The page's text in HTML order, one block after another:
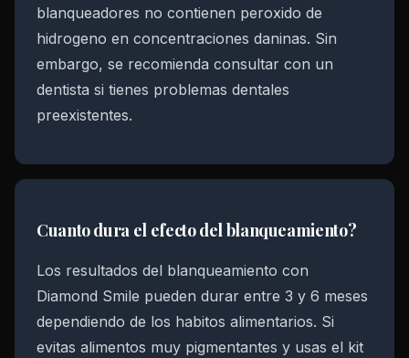
blanqueadores no contienen peroxido de
hidrogeno en concentraciones daninas. Sin
embargo, se recomienda consultar con un
dentista si tienes problemas dentales
preexistentes.
Cuanto dura el efecto del blanqueamiento?
Los resultados del blanqueamiento con
Diamond Smile pueden durar entre 3 y 6 meses
dependiendo de los habitos alimentarios. Si
evitas alimentos muy pigmentantes y usas el kit